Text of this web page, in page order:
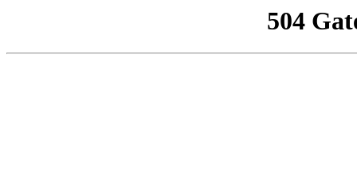
504